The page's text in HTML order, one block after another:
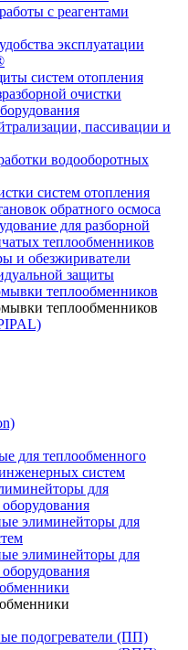
с реагентами
эксплуатации
систем отопления
очистки
пассивации и
водооборотных
систем отопления
обратного осмоса
для разборной
теплообменников
и обезжириватели
защиты
теплообменников
теплообменников
для теплообменного
систем
для
элиминейторы для
элиминейторы для
подогреватели (ПП)